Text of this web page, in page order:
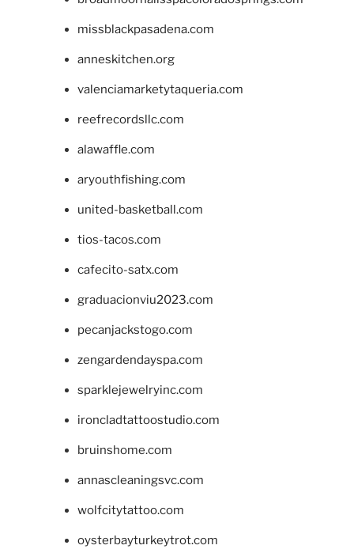
missblackpasadena.com
anneskitchen.org
valenciamarketytaqueria.com
reefrecordsllc.com
alawaffle.com
aryouthfishing.com
united-basketball.com
tios-tacos.com
cafecito-satx.com
graduacionviu2023.com
pecanjackstogo.com
zengardendayspa.com
sparklejewelryinc.com
ironcladtattoostudio.com
bruinshome.com
annascleaningsvc.com
wolfcitytattoo.com
oysterbayturkeytrot.com